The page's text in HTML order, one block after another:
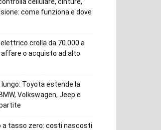
come funziona e dove
elettrico crolla da 70.000 a
affare o acquisto ad alto
Toyota estende la
Volkswagen, Jeep e
a tasso zero: costi nascosti